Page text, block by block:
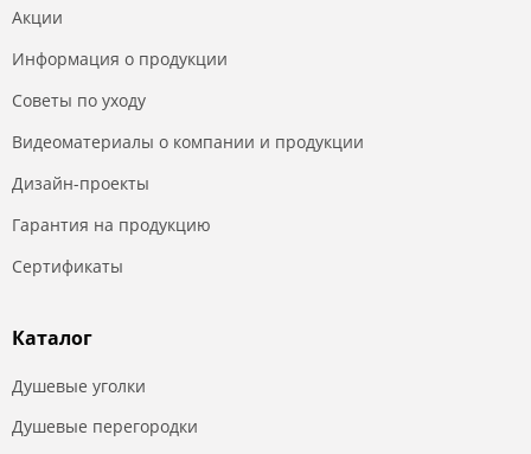
Акции
Информация о продукции
Советы по уходу
Видеоматериалы о компании и продукции
Дизайн-проекты
Гарантия на продукцию
Сертификаты
Каталог
Душевые уголки
Душевые перегородки